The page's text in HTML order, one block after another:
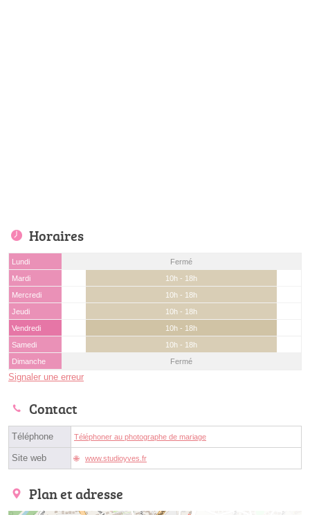
Horaires
Lundi
Fermé
Mardi
10h - 18h
Mercredi
10h - 18h
Jeudi
10h - 18h
Vendredi
10h - 18h
Samedi
10h - 18h
Dimanche
Fermé
Signaler une erreur
Contact
Téléphone Téléphoner au photographe de mariage
Site web www.studioyves.fr
Plan et adresse